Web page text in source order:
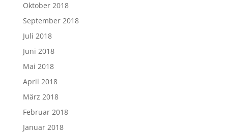
Oktober 2018
September 2018
Juli 2018
Juni 2018
Mai 2018
April 2018
März 2018
Februar 2018
Januar 2018